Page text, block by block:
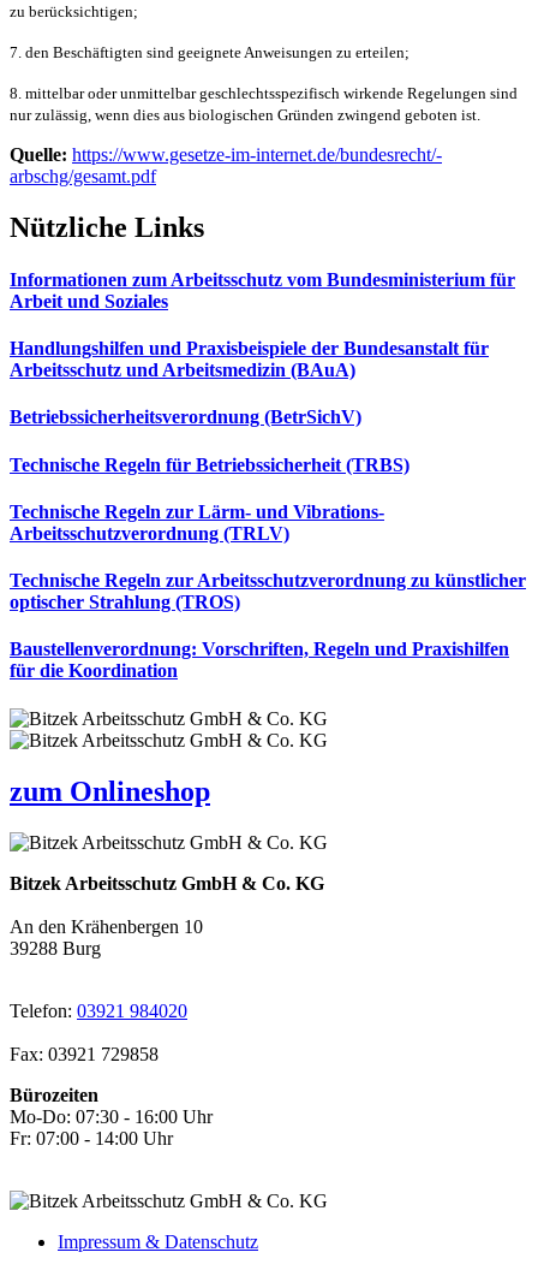
zu berücksichtigen;
7. den Beschäftigten sind geeignete Anweisungen zu erteilen;
8. mittelbar oder unmittelbar geschlechtsspezifisch wirkende Regelungen sind
nur zulässig, wenn dies aus biologischen Gründen zwingend geboten ist.
Quelle: https://www.gesetze-im-internet.de/bundesrecht/­
arbschg/gesamt.pdf
Nützliche Links
Informationen zum Arbeitsschutz vom Bundesministerium für
Arbeit und Soziales
Handlungshilfen und Praxisbeispiele der Bundesanstalt für
Arbeitsschutz und Arbeitsmedizin (BAuA)
Betriebssicherheitsverordnung (BetrSichV)
Technische Regeln für Betriebssicherheit (TRBS)
Technische Regeln zur Lärm- und Vibrations-
Arbeitsschutzverordnung (TRLV)
Technische Regeln zur Arbeitsschutzverordnung zu künstlicher
optischer Strahlung (TROS)
Baustellenverordnung: Vorschriften, Regeln und Praxishilfen
für die Koordination
zum Onlineshop
Bitzek Arbeitsschutz GmbH & Co. KG
An den Krähenbergen 10
39288 Burg
Telefon: 03921 984020
Fax: 03921 729858
Bürozeiten
Mo-Do: 07:30 - 16:00 Uhr
Fr: 07:00 - 14:00 Uhr
Impressum & Datenschutz